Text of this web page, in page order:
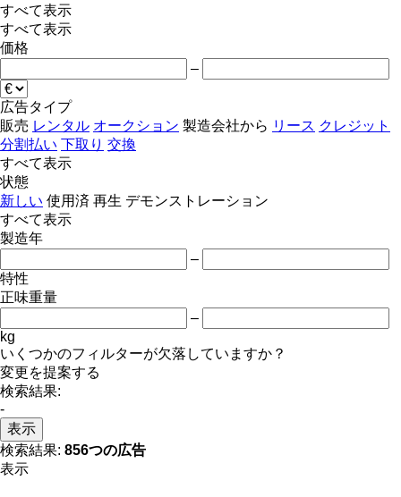
すべて表示
すべて表示
価格
–
広告タイプ
販売 レンタル オークション 製造会社から リース クレジット
分割払い 下取り 交換
すべて表示
状態
新しい 使用済 再生 デモンストレーション
すべて表示
製造年
–
特性
正味重量
–
kg
いくつかのフィルターが欠落していますか？
変更を提案する
検索結果:
-
表示
検索結果: 856つの広告
表示